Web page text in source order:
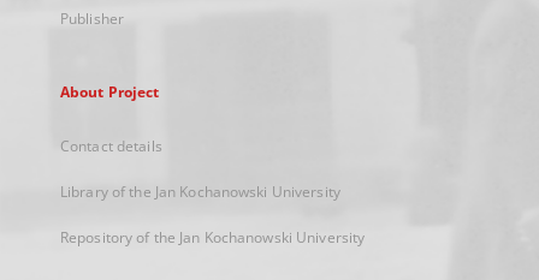
Publisher
About Project
Contact details
Library of the Jan Kochanowski University
Repository of the Jan Kochanowski University